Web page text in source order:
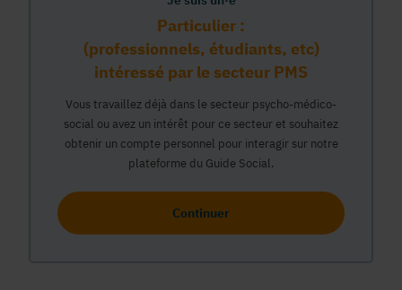
Particulier :
(professionnels, étudiants, etc)
intéressé par le secteur PMS
Vous travaillez déjà dans le secteur psycho-médico-
social ou avez un intérêt pour ce secteur et souhaitez
obtenir un compte personnel pour interagir sur notre
plateforme du Guide Social.
Continuer